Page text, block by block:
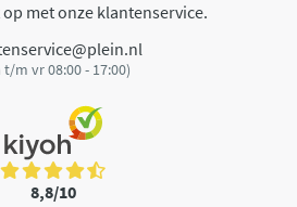
met onze klantenservice.
t/m vr 08:00 - 17:00)
8,8/10